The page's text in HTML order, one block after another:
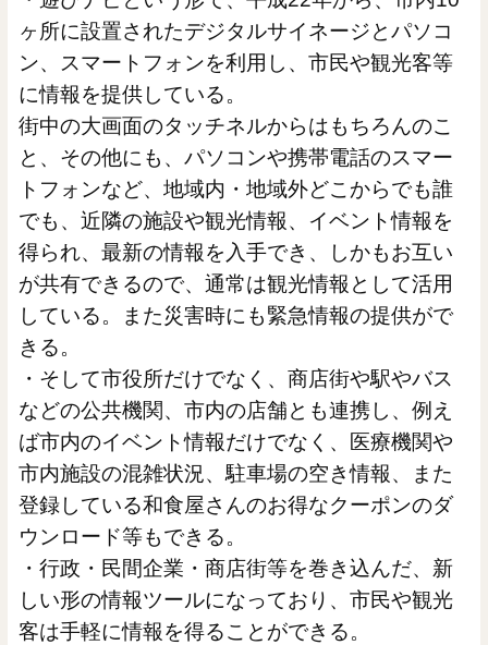
ヶ所に設置されたデジタルサイネージとパソコ
ン、スマートフォンを利用し、市民や観光客等
に情報を提供している。
街中の大画面のタッチネルからはもちろんのこ
と、その他にも、パソコンや携帯電話のスマー
トフォンなど、地域内・地域外どこからでも誰
でも、近隣の施設や観光情報、イベント情報を
得られ、最新の情報を入手でき、しかもお互い
が共有できるので、通常は観光情報として活用
している。また災害時にも緊急情報の提供がで
きる。
・そして市役所だけでなく、商店街や駅やバス
などの公共機関、市内の店舗とも連携し、例え
ば市内のイベント情報だけでなく、医療機関や
市内施設の混雑状況、駐車場の空き情報、また
登録している和食屋さんのお得なクーポンのダ
ウンロード等もできる。
・行政・民間企業・商店街等を巻き込んだ、新
しい形の情報ツールになっており、市民や観光
客は手軽に情報を得ることができる。